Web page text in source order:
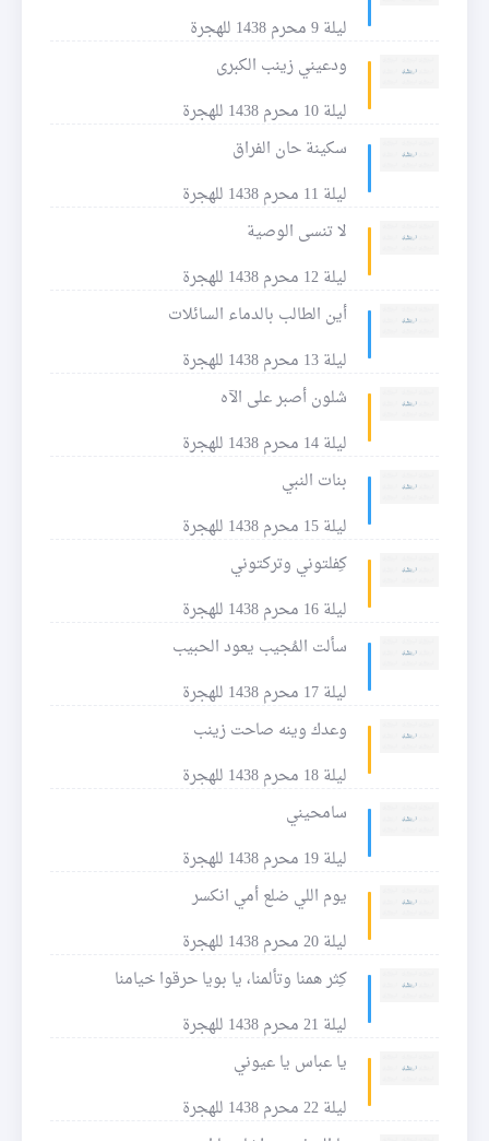
ليلة 9 محرم 1438 للهجرة
ودعيني زينب الكبرى
ليلة 10 محرم 1438 للهجرة
سكينة حان الفراق
ليلة 11 محرم 1438 للهجرة
لا تنسى الوصية
ليلة 12 محرم 1438 للهجرة
أين الطالب بالدماء السائلات
ليلة 13 محرم 1438 للهجرة
شلون أصبر على الآه
ليلة 14 محرم 1438 للهجرة
بنات النبي
ليلة 15 محرم 1438 للهجرة
كِفلتوني وتركتوني
ليلة 16 محرم 1438 للهجرة
سألت المُجيب يعود الحبيب
ليلة 17 محرم 1438 للهجرة
وعدك وينه صاحت زينب
ليلة 18 محرم 1438 للهجرة
سامحيني
ليلة 19 محرم 1438 للهجرة
يوم اللي ضلع أمي انكسر
ليلة 20 محرم 1438 للهجرة
كِثر همنا وتألمنا، يا بويا حرقوا خيامنا
ليلة 21 محرم 1438 للهجرة
يا عباس يا عيوني
ليلة 22 محرم 1438 للهجرة